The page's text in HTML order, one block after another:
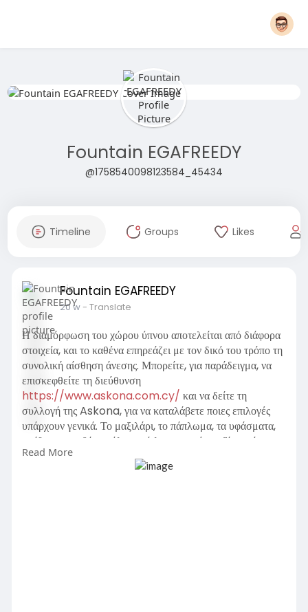
Fountain EGAFREEDY
@1758540098123584_45434
Timeline Groups Likes
Fountain EGAFREEDY
20 w- Translate
Η διαμόρφωση του χώρου ύπνου αποτελείται από διάφορα
στοιχεία, και το καθένα επηρεάζει με τον δικό του τρόπο τη
συνολική αίσθηση άνεσης. Μπορείτε, για παράδειγμα, να
επισκεφθείτε τη διεύθυνση
https://www.askona.com.cy/ και να δείτε τη
συλλογή της Askona, για να καταλάβετε ποιες επιλογές
υπάρχουν γενικά. Το μαξιλάρι, το πάπλωμα, τα υφάσματα,
το ίδιο το κρεβάτι - όλα αυτά λειτουργούν μαζί, και όχι
ξεχωριστά, γι' αυτό η προσοχή στρέφεται σταδιακά στα
χαρακτηριστικά και στον συνδυασμό μεταξύ τους
Read More